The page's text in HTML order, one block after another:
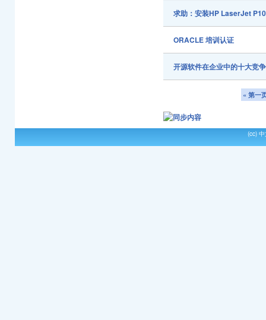
求助：安装HP LaserJet
ORACLE 培训认证
开源软件在企业中的十大竞
« 第一
(cc)中